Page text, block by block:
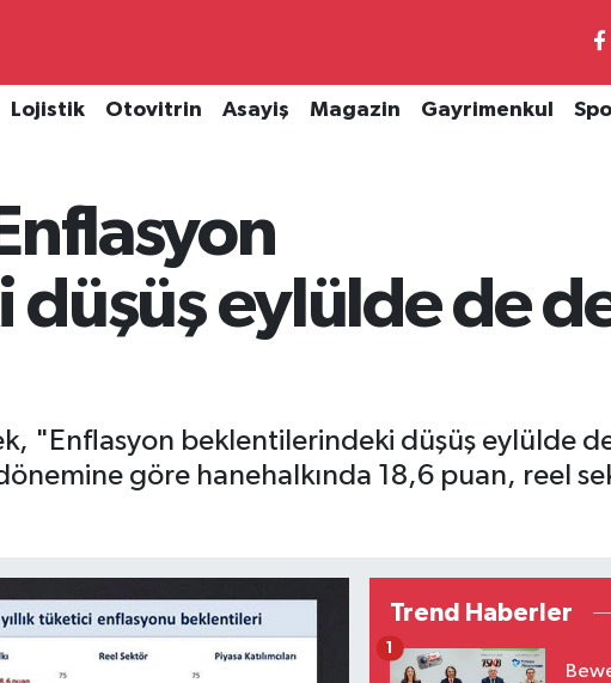
Lojistik Otovitrin Asayiş Magazin Gayrimenkul
eylülde de
"Enflasyon beklentilerindeki düşüş eylülde
dönemine göre hanehalkında 18,6 puan, reel
Trend Haberler
1